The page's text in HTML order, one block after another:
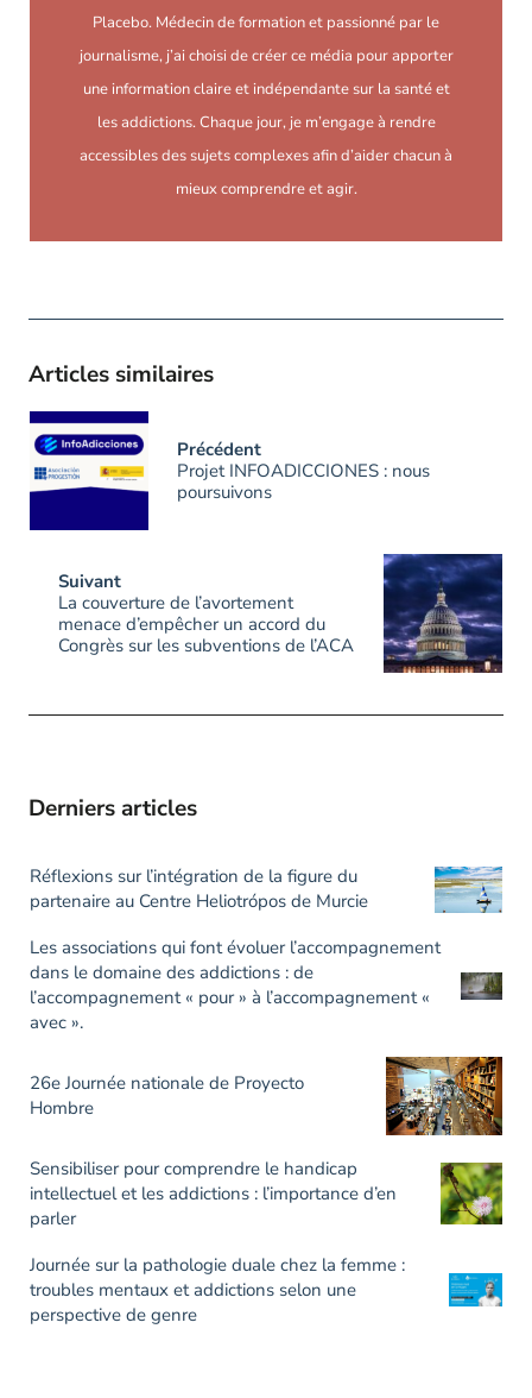
Placebo. Médecin de formation et passionné par le
journalisme, j’ai choisi de créer ce média pour apporter
une information claire et indépendante sur la santé et
les addictions. Chaque jour, je m’engage à rendre
accessibles des sujets complexes afin d’aider chacun à
mieux comprendre et agir.
Articles similaires
Précédent
Projet INFOADICCIONES : nous
poursuivons
Suivant
La couverture de l’avortement
menace d’empêcher un accord du
Congrès sur les subventions de l’ACA
Derniers articles
Réflexions sur l’intégration de la figure du
partenaire au Centre Heliotrópos de Murcie
Les associations qui font évoluer l’accompagnement
dans le domaine des addictions : de
l’accompagnement « pour » à l’accompagnement «
avec ».
26e Journée nationale de Proyecto
Hombre
Sensibiliser pour comprendre le handicap
intellectuel et les addictions : l’importance d’en
parler
Journée sur la pathologie duale chez la femme :
troubles mentaux et addictions selon une
perspective de genre